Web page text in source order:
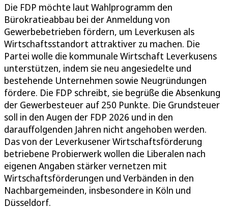
Die FDP möchte laut Wahlprogramm den
Bürokratieabbau bei der Anmeldung von
Gewerbebetrieben fördern, um Leverkusen als
Wirtschaftsstandort attraktiver zu machen. Die
Partei wolle die kommunale Wirtschaft Leverkusens
unterstützen, indem sie neu angesiedelte und
bestehende Unternehmen sowie Neugründungen
fördere. Die FDP schreibt, sie begrüße die Absenkung
der Gewerbesteuer auf 250 Punkte. Die Grundsteuer
soll in den Augen der FDP 2026 und in den
darauffolgenden Jahren nicht angehoben werden.
Das von der Leverkusener Wirtschaftsförderung
betriebene Probierwerk wollen die Liberalen nach
eigenen Angaben stärker vernetzen mit
Wirtschaftsförderungen und Verbänden in den
Nachbargemeinden, insbesondere in Köln und
Düsseldorf.